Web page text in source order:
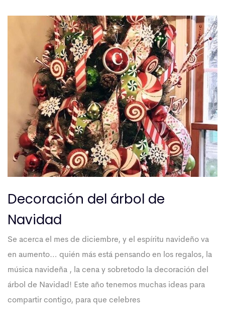
Decoración del árbol de
Navidad
Se acerca el mes de diciembre, y el espíritu navideño va
en aumento… quién más está pensando en los regalos, la
música navideña , la cena y sobretodo la decoración del
árbol de Navidad! Este año tenemos muchas ideas para
compartir contigo, para que celebres